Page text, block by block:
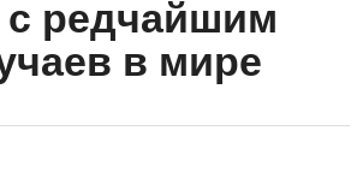
с редчайшим
в мире